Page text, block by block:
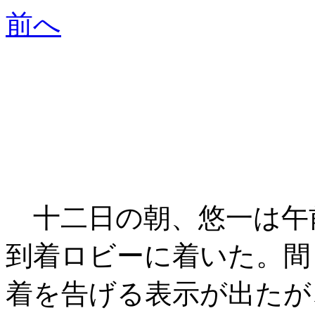
前へ
十二日の朝、悠一は午
到着ロビーに着いた。
着を告げる表示が出た